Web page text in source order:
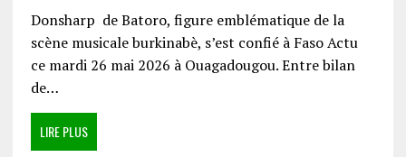
Donsharp de Batoro, figure emblématique de la
scène musicale burkinabè, s’est confié à Faso Actu
ce mardi 26 mai 2026 à Ouagadougou. Entre bilan
de…
LIRE PLUS